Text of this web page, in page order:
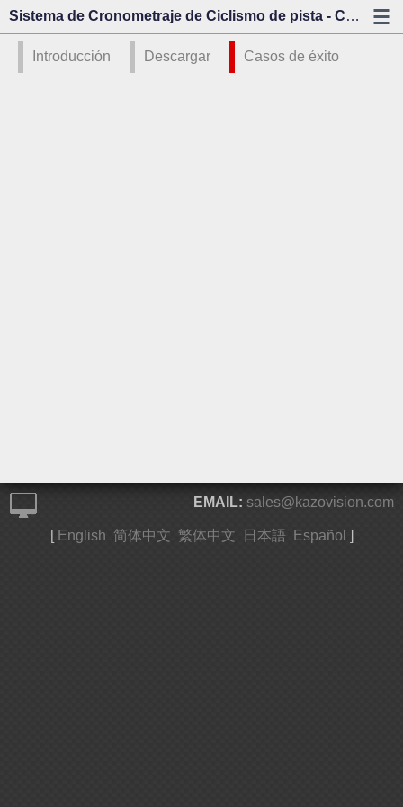
Sistema de Cronometraje de Ciclismo de pista - Casos de éxito - Kazo Visión
Introducción Descargar Casos de éxito
EMAIL: sales@kazovision.com
[ English 简体中文 繁体中文 日本語 Español ]